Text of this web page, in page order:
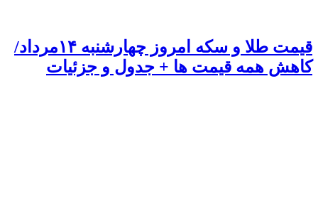
قیمت طلا و سکه امروز چهارشنبه ۱۴مرداد/
کاهش همه قیمت ها + جدول و جزئیات